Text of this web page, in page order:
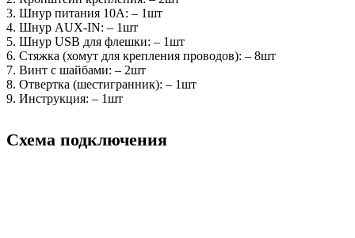
3. Шнур питания 10А: – 1шт
4. Шнур AUX-IN: – 1шт
5. Шнур USB для флешки: – 1шт
6. Стяжка (хомут для крепления проводов): – 8шт
7. Винт с шайбами: – 2шт
8. Отвертка (шестигранник): – 1шт
9. Инструкция: – 1шт
Схема подключения